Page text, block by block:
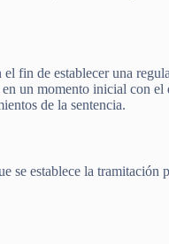
fin de establecer una
un momento inicial con el
de la sentencia.
se establece la tramitación